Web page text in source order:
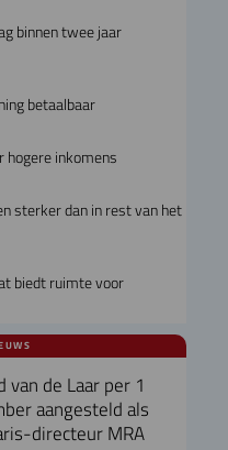
binnen twee jaar
betaalbaar
hogere inkomens
sterker dan in rest van het
biedt ruimte voor
van de Laar per 1
aangesteld als
directeur MRA